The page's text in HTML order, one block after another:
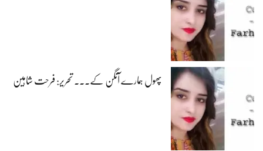
پھول ہمارے آنگن کے۔۔۔ تحریر: فرحت شاہین